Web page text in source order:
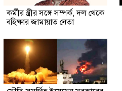
কর্মীর স্ত্রীর সঙ্গে সম্পর্ক, দল থেকে
বহিষ্কার জামায়াত নেতা